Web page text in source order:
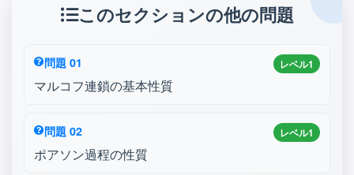
このセクションの他の問題
レベル1
問題 01
マルコフ連鎖の基本性質
レベル1
問題 02
ポアソン過程の性質